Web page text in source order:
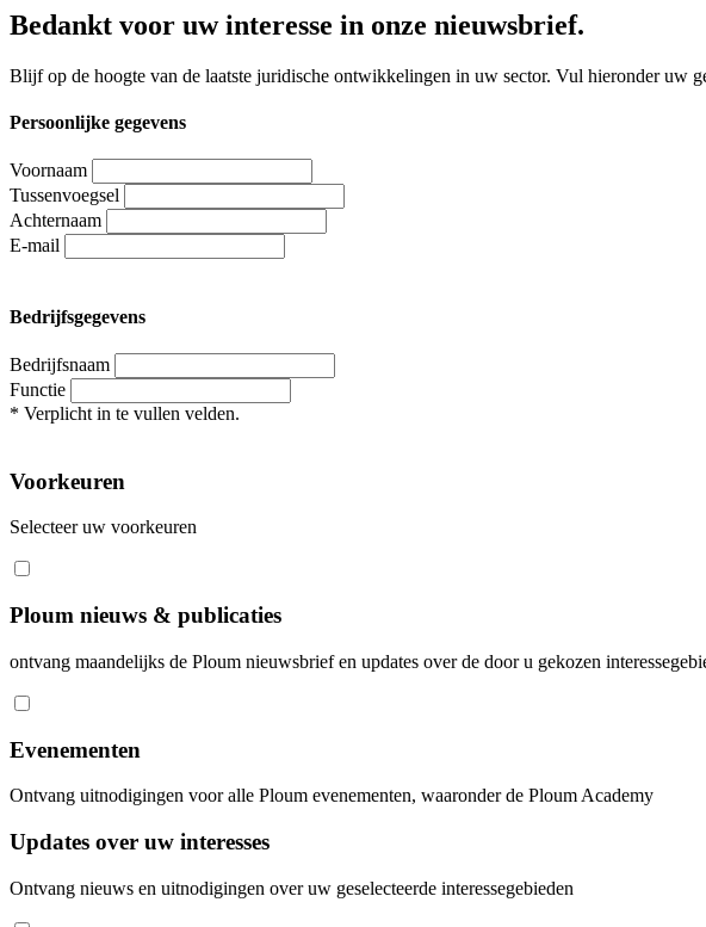
Bedankt voor uw interesse in onze nieuwsbrief.
Blijf op de hoogte van de laatste juridische ontwikkelingen in uw sector. Vul hieronder uw
Leave
field
blank
Persoonlijke gegevens
Voornaam
Tussenvoegsel
Achternaam
E-mail
Bedrijfsgegevens
Bedrijfsnaam
Functie
* Verplicht in te vullen velden.
Voorkeuren
Selecteer uw voorkeuren
Ploum nieuws & publicaties
ontvang maandelijks de Ploum nieuwsbrief en updates over de door u gekozen
Evenementen
Ontvang uitnodigingen voor alle Ploum evenementen, waaronder de Ploum Academy
Updates over uw interesses
Ontvang nieuws en uitnodigingen over uw geselecteerde interessegebieden